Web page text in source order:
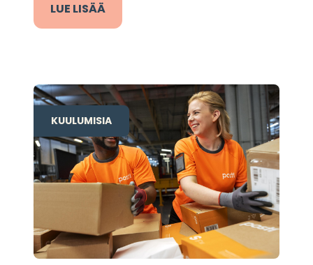
LUE LISÄÄ
KUULUMISIA